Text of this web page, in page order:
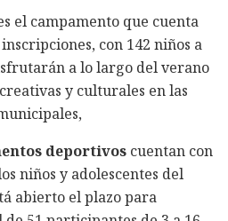
el campamento que cuenta
con 142 niños a
a lo largo del verano
y culturales en las
deportivos cuentan con
niños y adolescentes del
abierto el plazo para